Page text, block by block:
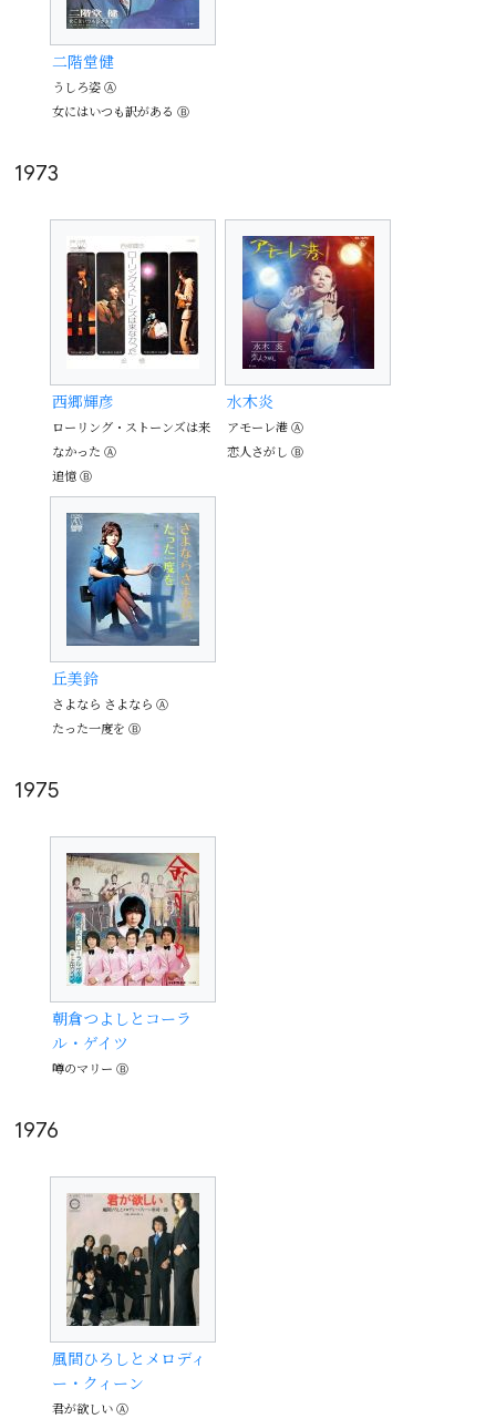
二階堂健
うしろ姿 Ⓐ
女にはいつも訳がある Ⓑ
1973
西郷輝彦
ローリング・ストーンズは来
なかった Ⓐ
追憶 Ⓑ
水木炎
アモーレ港 Ⓐ
恋人さがし Ⓑ
丘美鈴
さよなら さよなら Ⓐ
たった一度を Ⓑ
1975
朝倉つよしとコーラ
ル・ゲイツ
噂のマリー Ⓑ
1976
風間ひろしとメロディ
ー・クィーン
君が欲しい Ⓐ